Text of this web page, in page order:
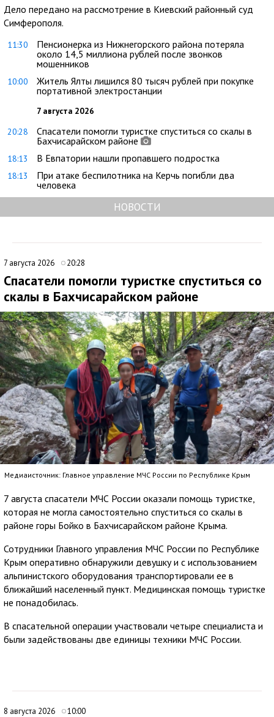
Дело передано на рассмотрение в Киевский районный суд
Симферополя.
11:30
Пенсионерка из Нижнегорского района потеряла
около 14,5 миллиона рублей после звонков
мошенников
10:00
Житель Ялты лишился 80 тысяч рублей при покупке
портативной электростанции
7 августа 2026
20:28
Спасатели помогли туристке спуститься со скалы в
Бахчисарайском районе
18:13 В Евпатории нашли пропавшего подростка
18:13
При атаке беспилотника на Керчь погибли два
человека
НОВОСТИ
7 августа 2026 20:28
Спасатели помогли туристке спуститься со
скалы в Бахчисарайском районе
Медиаисточник: Главное управление МЧС России по Республике Крым
7 августа спасатели МЧС России оказали помощь туристке,
которая не могла самостоятельно спуститься со скалы в
районе горы Бойко в Бахчисарайском районе Крыма.
Сотрудники Главного управления МЧС России по Республике
Крым оперативно обнаружили девушку и с использованием
альпинистского оборудования транспортировали ее в
ближайший населенный пункт. Медицинская помощь туристке
не понадобилась.
В спасательной операции участвовали четыре специалиста и
были задействованы две единицы техники МЧС России.
8 августа 2026 10:00